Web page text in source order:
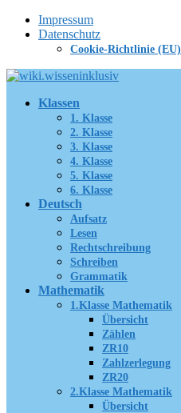
Zum
Inhalt
Impressum
Datenschutz
Cookie-Richtlinie (EU)
Klassen
1. Klasse
2. Klasse
3. Klasse
4. Klasse
5. Klasse
6. Klasse
Deutsch
Aufsatz
Lesen
Rechtschreibung
Schreiben
Grammatik
Mathematik
1.Klasse Mathematik
Übersicht
Zählen
ZR10
Zahlzerlegung
ZR20
2.Klasse Mathematik
Übersicht